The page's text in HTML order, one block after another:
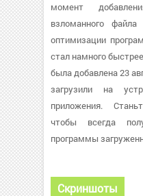
момент
взломанного
оптимизации
стал намного
была добавлена 23
загрузили на
приложения.
чтобы всегда
программы
Скриншоты